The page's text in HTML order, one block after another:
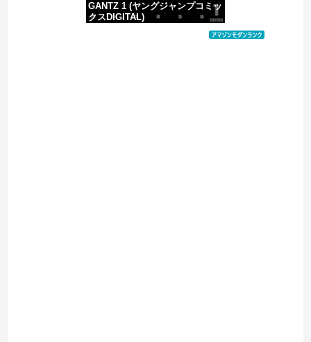
GANTZ 1 (ヤングジャンプコミッ
クスDIGITAL)
価格：¥100